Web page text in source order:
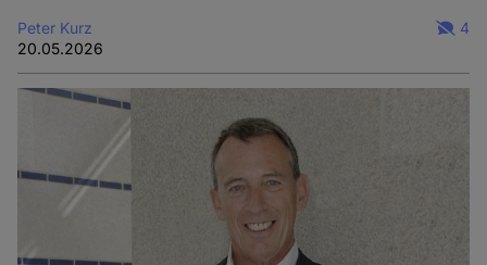
Peter Kurz
20.05.2026
4